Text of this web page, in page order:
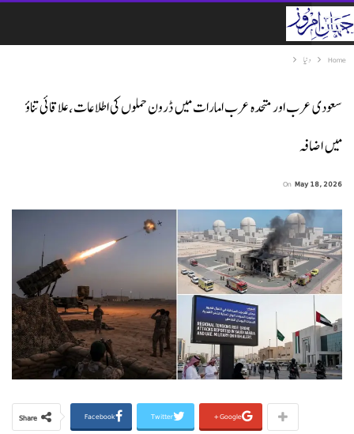
Home دنیا
سعودی عرب اور متحدہ عرب امارات میں ڈرون حملوں کی اطلاعات، علاقائی تناؤ
میں اضافہ
On May 18, 2026
Share Facebook Twitter Google+